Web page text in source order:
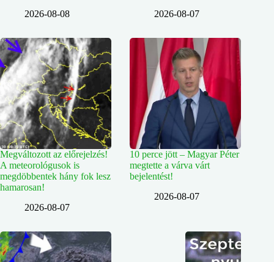
2026-08-08
2026-08-07
Megváltozott az előrejelzés!
A meteorológusok is
megdöbbentek hány fok lesz
hamarosan!
2026-08-07
10 perce jött – Magyar Péter
megtette a várva várt
bejelentést!
2026-08-07